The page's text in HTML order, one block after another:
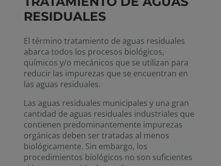
RESIDUALES
El término tratamiento de aguas residuales
abarca todos los procesos biológicos,
químicos y/o mecánicos que se utilizan para
reducir las impurezas que se encuentran en
las aguas residuales.
Las aguas residuales municipales y una gran
cantidad de aguas residuales industriales que
contienen predominantemente impurezas
orgánicas deben ser tratadas al menos
biológicamente. Sin embargo, los
procedimientos biológicos no son suficientes